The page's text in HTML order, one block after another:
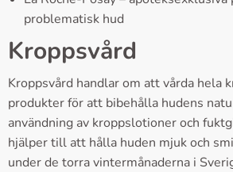
problematisk hud
Kroppsvård
Kroppsvård handlar om att vårda hela
produkter för att bibehålla hudens
användning av kroppslotioner och
hjälper till att hålla huden mjuk och
under de torra vintermånaderna i